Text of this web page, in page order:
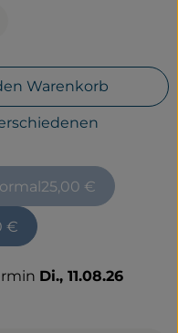
Warenkorb
25,00 €
€
Di., 11.08.26